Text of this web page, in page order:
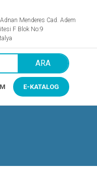
Menderes Cad. Adem
F Blok No:9
ARA
E-KATALOG